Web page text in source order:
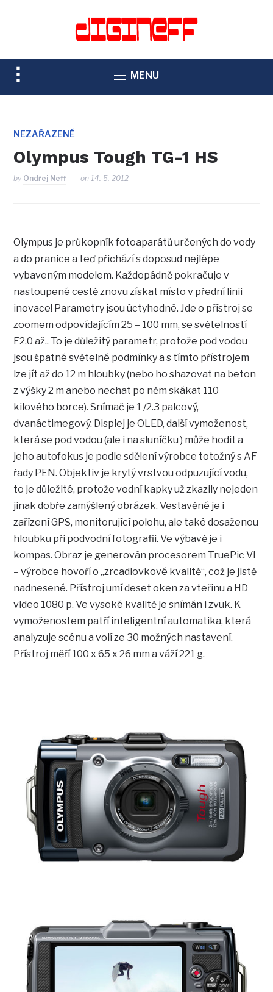
TOGGLE
SIDEBAR
NAVIGATION
MENU
NEZAŘAZENÉ
Olympus Tough TG-1 HS
by Ondřej Neff on14. 5. 2012
Olympus je průkopník fotoaparátů určených do vody
a do pranice a teď přichází s doposud nejlépe
vybaveným modelem. Každopádně pokračuje v
nastoupené cestě znovu získat místo v přední linii
inovace! Parametry jsou úctyhodné. Jde o přístroj se
zoomem odpovídajícím 25 – 100 mm, se světelností
F2.0 až.. To je důležitý parametr, protože pod vodou
jsou špatné světelné podmínky a s tímto přístrojem
lze jít až do 12 m hloubky (nebo ho shazovat na beton
z výšky 2 m anebo nechat po něm skákat 110
kilového borce). Snímač je 1 /2.3 palcový,
dvanáctimegový. Displej je OLED, další vymoženost,
která se pod vodou (ale i na sluníčku ) může hodit a
jeho autofokus je podle sdělení výrobce totožný s AF
řady PEN. Objektiv je krytý vrstvou odpuzující vodu,
to je důležité, protože vodní kapky už zkazily nejeden
jinak dobře zamýšlený obrázek. Vestavěné je i
zařízení GPS, monitorující polohu, ale také dosaženou
hloubku při podvodní fotografii. Ve výbavě je i
kompas. Obraz je generován procesorem TruePic VI
– výrobce hovoří o „zrcadlovkové kvalitě“, což je jistě
nadnesené. Přístroj umí deset oken za vteřinu a HD
video 1080 p. Ve vysoké kvalitě je snímán i zvuk. K
vymoženostem patří inteligentní automatika, která
analyzuje scénu a volí ze 30 možných nastavení.
Přístroj měří 100 x 65 x 26 mm a váží 221 g.